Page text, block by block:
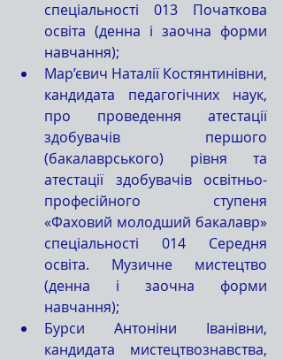
спеціальності 013 Початкова
освіта (денна і заочна форми
навчання);
Мар’євич Наталії Костянтинівни,
кандидата педагогічних наук,
про проведення атестації
здобувачів першого
(бакалаврського) рівня та
атестації здобувачів освітньо-
професійного ступеня
«Фаховий молодший бакалавр»
спеціальності 014 Середня
освіта. Музичне мистецтво
(денна і заочна форми
навчання);
Бурси Антоніни Іванівни,
кандидата мистецтвознавства,